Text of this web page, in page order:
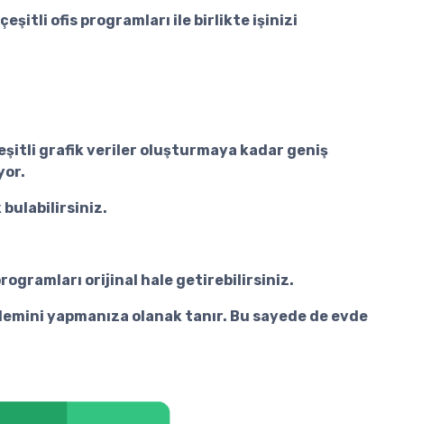
ofis programları ile birlikte işinizi
grafik veriler oluşturmaya kadar geniş
bulabilirsiniz.
orijinal hale getirebilirsiniz.
yapmanıza olanak tanır. Bu sayede de evde